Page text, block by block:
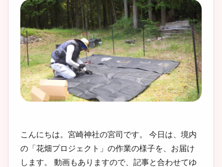
こんにちは。宮崎神社の宮司です。 今日は、境内
の「花畑プロジェクト」の作業の様子を、お届け
します。 動画もありますので、記事と合わせてゆ